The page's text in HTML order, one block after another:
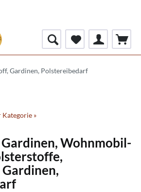
Gardinen, Polstereibedarf
»
Wohnmobil-